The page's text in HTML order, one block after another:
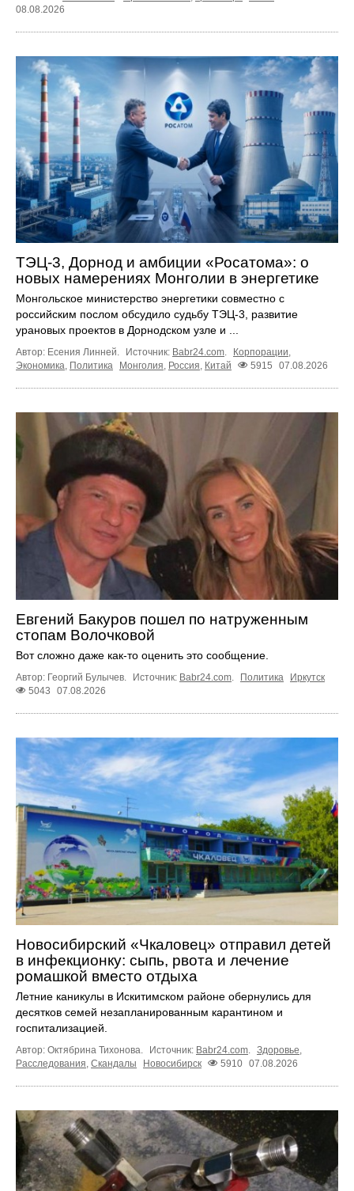
08.08.2026
ТЭЦ-3, Дорнод и амбиции «Росатома»: о
новых намерениях Монголии в энергетике
Монгольское министерство энергетики совместно с
российским послом обсудило судьбу ТЭЦ‑3, развитие
урановых проектов в Дорнодском узле и ...
Автор: Есения Линней. Источник: Babr24.com. Корпорации,
Экономика, Политика Монголия, Россия, Китай 5915 07.08.2026
Евгений Бакуров пошел по натруженным
стопам Волочковой
Вот сложно даже как-то оценить это сообщение.
Автор: Георгий Булычев. Источник: Babr24.com. Политика
Иркутск
5043
07.08.2026
Новосибирский «Чкаловец» отправил детей
в инфекционку: сыпь, рвота и лечение
ромашкой вместо отдыха
Летние каникулы в Искитимском районе обернулись для
десятков семей незапланированным карантином и
госпитализацией.
Автор: Октябрина Тихонова. Источник: Babr24.com Здоровье
Расследования, Скандалы Новосибирск 5910 07.08.2026